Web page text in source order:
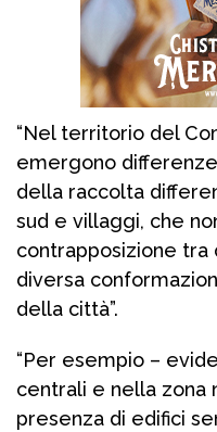
“Nel territorio del
emergono
della raccolta
sud e villaggi, che
contrapposizione tra
diversa
della città”.
“Per esempio –
centrali e nella zona
presenza di edifici